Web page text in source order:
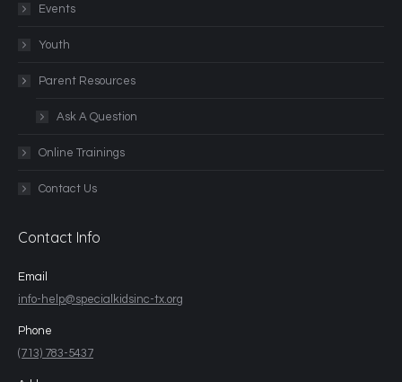
Events
Youth
Parent Resources
Ask A Question
Online Trainings
Contact Us
Contact Info
Email
info-help@specialkidsinc-tx.org
Phone
(713) 783-5437